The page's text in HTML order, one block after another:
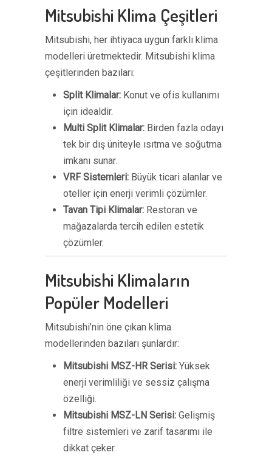
Mitsubishi Klima Çeşitleri
Mitsubishi, her ihtiyaca uygun farklı klima
modelleri üretmektedir. Mitsubishi klima
çeşitlerinden bazıları:
Split Klimalar: Konut ve ofis kullanımı
için idealdir.
Multi Split Klimalar: Birden fazla odayı
tek bir dış üniteyle ısıtma ve soğutma
imkanı sunar.
VRF Sistemleri: Büyük ticari alanlar ve
oteller için enerji verimli çözümler.
Tavan Tipi Klimalar: Restoran ve
mağazalarda tercih edilen estetik
çözümler.
Mitsubishi Klimaların
Popüler Modelleri
Mitsubishi’nin öne çıkan klima
modellerinden bazıları şunlardır:
Mitsubishi MSZ-HR Serisi: Yüksek
enerji verimliliği ve sessiz çalışma
özelliği.
Mitsubishi MSZ-LN Serisi: Gelişmiş
filtre sistemleri ve zarif tasarımı ile
dikkat çeker.